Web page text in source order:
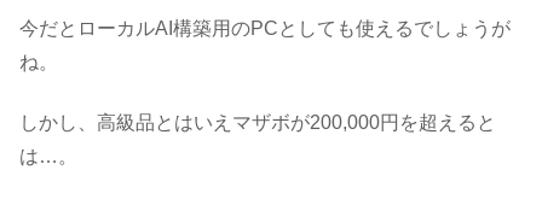
今だとローカルAI構築用のPCとしても使えるでしょうが
ね。
しかし、高級品とはいえマザボが200,000円を超えると
は…。